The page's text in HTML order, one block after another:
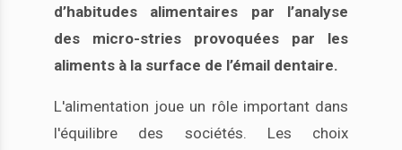
d’habitudes alimentaires par l’analyse
des micro-stries provoquées par les
aliments à la surface de l’émail dentaire.
L'alimentation joue un rôle important dans
l'équilibre des sociétés. Les choix